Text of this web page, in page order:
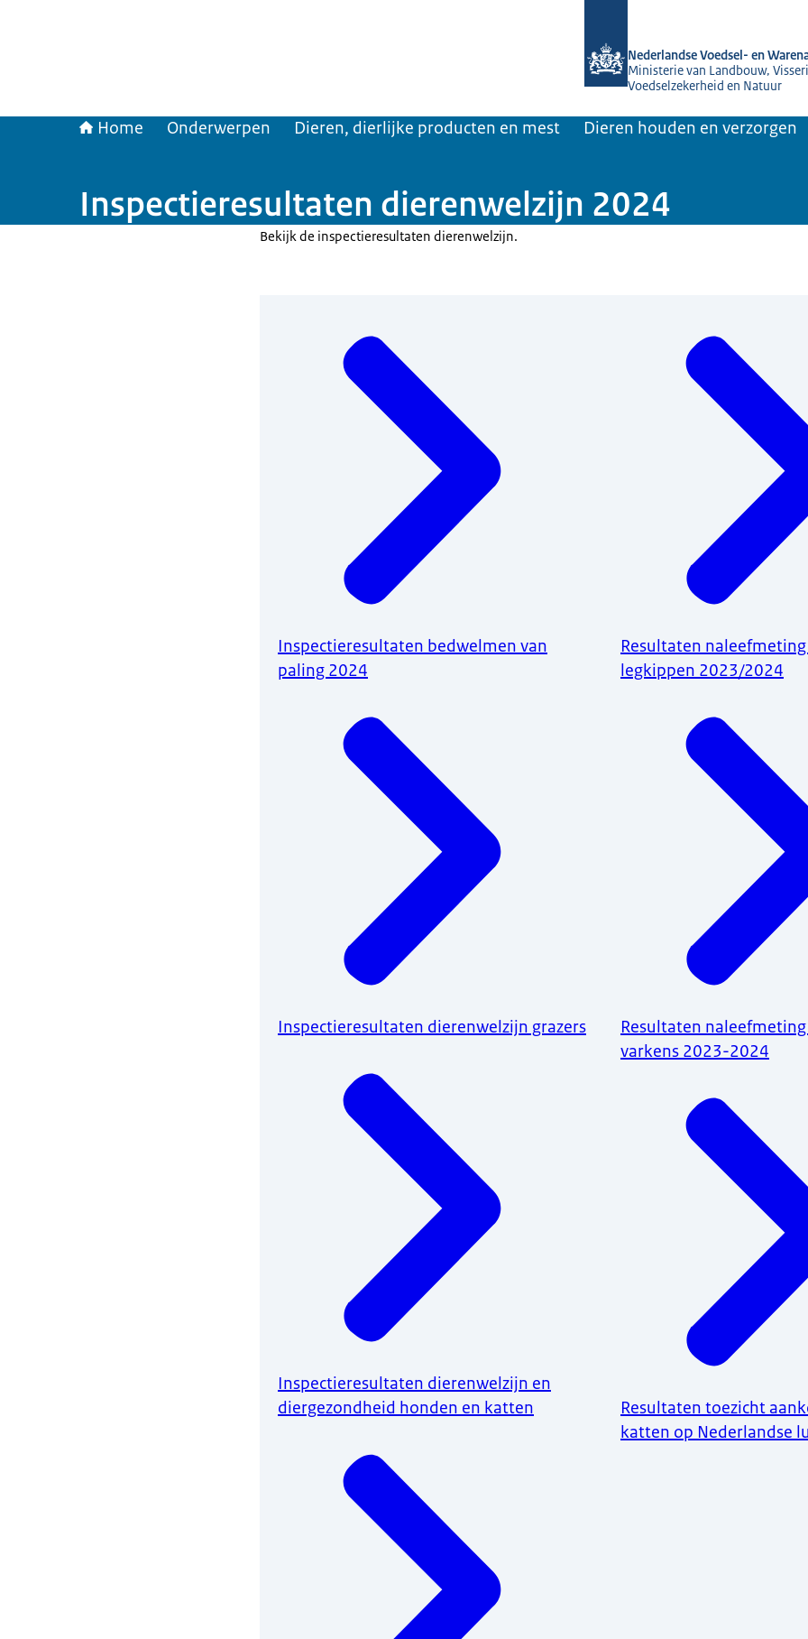
Nederlandse Voedsel- en
Ministerie van Landbouw,
Voedselzekerheid en Natuur
Home Onderwerpen Dieren, dierlijke producten en mest Dieren houden en verzorgen
Inspectieresultaten dierenwelzijn 2024
Bekijk de inspectieresultaten dierenwelzijn.
Inspectieresultaten bedwelmen van
paling 2024
Inspectieresultaten dierenwelzijn grazers
Inspectieresultaten dierenwelzijn en
diergezondheid honden en katten
Resultaten
legkippen 2023/2024
Resultaten
varkens 2023-2024
Resultaten toezicht
katten op Nederlandse